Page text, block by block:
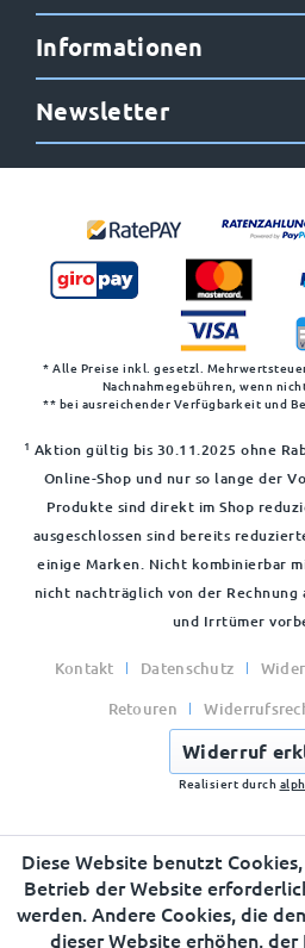
Informationen
Newsletter
* Alle Preise inkl. gesetzl.
Nachnahmegebühren, wenn
** bei ausreichender Verfügbarkeit und
1 Aktion gültig bis 30.11.2025 ohne
Online-Shop und nur so lange der
Produkte sind direkt im Shop
ausgeschlossen sind bereits
einige Marken. Nicht kombinierbar
nicht nachträglich von der Rechnung
und Irrtümer
Kontakt Datenschutz
Retouren
Widerruf
Realisiert durch
Diese Website benutzt
Betrieb der Website
werden. Andere Cookies, die
dieser Website erhöhen, der